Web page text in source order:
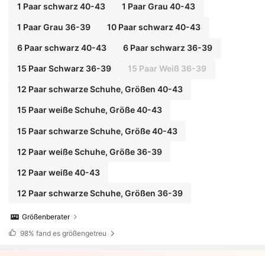
1 Paar schwarz 40-43 1 Paar Grau 40-43
1 Paar Grau 36-39 10 Paar schwarz 40-43
6 Paar schwarz 40-43 6 Paar schwarz 36-39
15 Paar Schwarz 36-39 15 Paar Weiß 36-39
12 Paar schwarze Schuhe, Größen 40-43
15 Paar weiße Schuhe, Größe 40-43
15 Paar schwarze Schuhe, Größe 40-43
12 Paar weiße Schuhe, Größe 36-39
12 Paar weiße 40-43
12 Paar schwarze Schuhe, Größen 36-39
Größenberater
98% fand es größengetreu